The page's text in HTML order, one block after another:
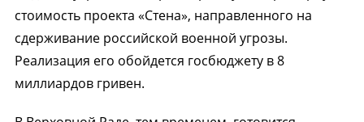
стоимость проекта «Стена», направленного на
сдерживание российской военной угрозы.
Реализация его обойдется госбюджету в 8
миллиардов гривен.